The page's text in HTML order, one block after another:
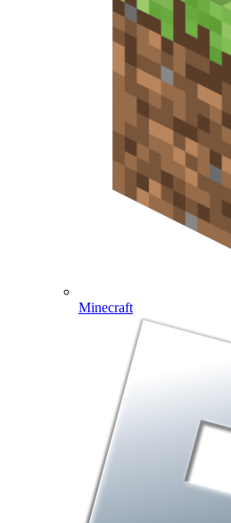
Minecraft